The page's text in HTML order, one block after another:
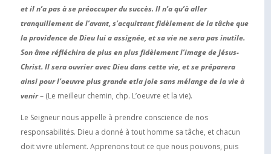
et il n’a pas à se préoccuper du succès. Il n’a qu’à aller
tranquillement de l’avant, s’acquittant fidèlement de la tâche que
la providence de Dieu lui a assignée, et sa vie ne sera pas inutile.
Son âme réfléchira de plus en plus fidèlement l’image de Jésus-
Christ. Il sera ouvrier avec Dieu dans cette vie, et se préparera
ainsi pour l’oeuvre plus grande etla joie sans mélange de la vie à
venir – (Le meilleur chemin, chp. L’oeuvre et la vie).
Le Seigneur nous appelle à prendre conscience de nos
responsabilités. Dieu a donné à tout homme sa tâche, et chacun
doit vivre utilement. Apprenons tout ce que nous pouvons, puis